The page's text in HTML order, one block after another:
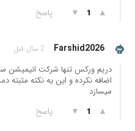
▲
1
▼ پاسخ
Farshid2026 2 سال قبل
دریم ورکس تنها شرکت انیمیشن
اضافه نکرده و این یه نکته
میسازد
▲
1
▼ پاسخ